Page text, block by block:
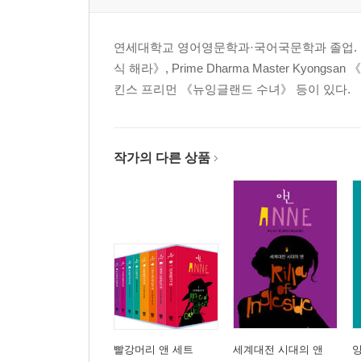
연세대학교 영어영문학과·국어국문학과 졸
식 해라》, Prime Dharma Master Kyongsan
킨스 프리먼 《뉴잉글랜드 수녀》 등이 있다.
작가의 다른 상품
빨강머리 앤 세트 세계대전 시대의 앤